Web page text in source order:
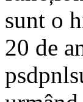
sunt o
20 de